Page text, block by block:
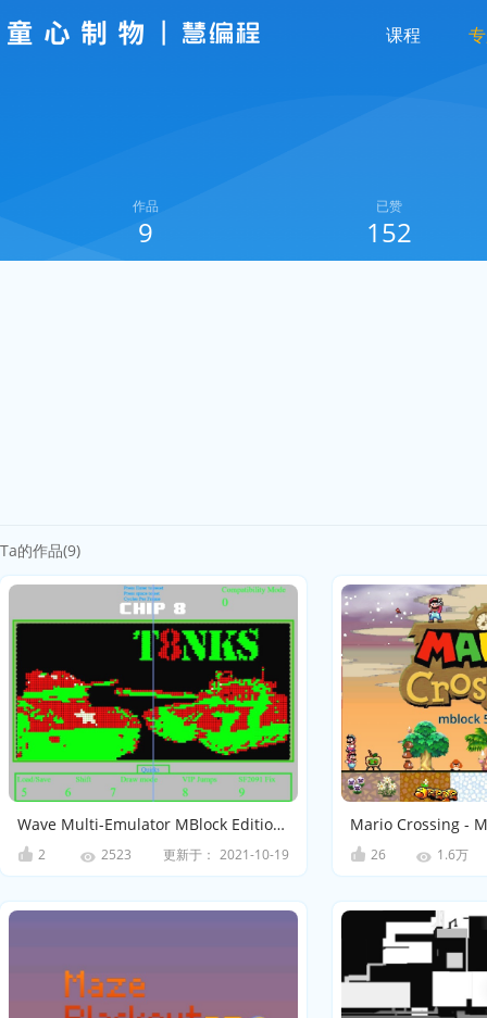
课程
作品
9
已赞
152
Ta的作品(9)
Wave Multi-Emulator MBlock Edition - V0.5.M
2 2523 更新于： 2021-10-19 26 1.6万